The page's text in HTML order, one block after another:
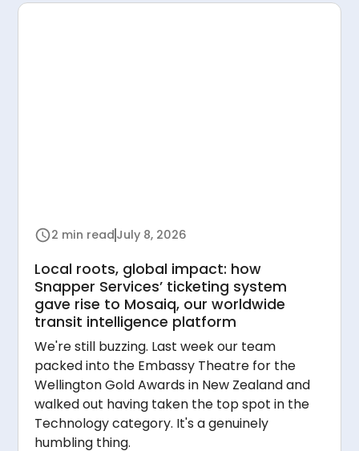
2 min read July 8, 2026
Local roots, global impact: how
Snapper Services’ ticketing system
gave rise to Mosaiq, our worldwide
transit intelligence platform
We're still buzzing. Last week our team
packed into the Embassy Theatre for the
Wellington Gold Awards in New Zealand and
walked out having taken the top spot in the
Technology category. It's a genuinely
humbling thing.